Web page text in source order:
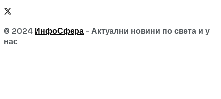
© 2024 ИнфоСфера - Актуални новини по света и у
нас